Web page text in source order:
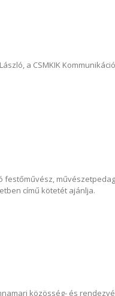
a CSMKIK
című kötetét ajánlja.
közösség- és